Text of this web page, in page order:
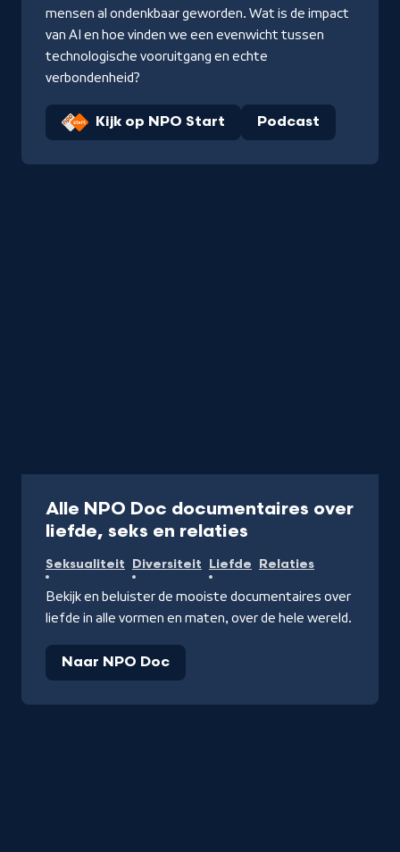
mensen al ondenkbaar geworden. Wat is de impact
van AI en hoe vinden we een evenwicht tussen
technologische vooruitgang en echte
verbondenheid?
Kijk op NPO Start Podcast
Alle NPO Doc documentaires over
liefde, seks en relaties
Seksualiteit Diversiteit Liefde Relaties
Bekijk en beluister de mooiste documentaires over
liefde in alle vormen en maten, over de hele wereld.
Naar NPO Doc